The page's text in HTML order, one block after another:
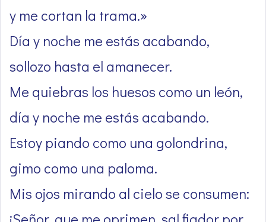
y me cortan la trama.»
Día y noche me estás acabando,
sollozo hasta el amanecer.
Me quiebras los huesos como un león,
día y noche me estás acabando.
Estoy piando como una golondrina,
gimo como una paloma.
Mis ojos mirando al cielo se consumen: